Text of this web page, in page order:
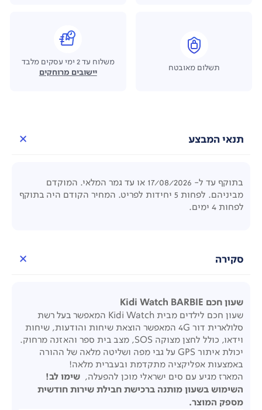
תשלום מאובטח
משלוח עד 2 ימי עסקים מלבד
יישובים מרוחקים
תנאי המבצע
בתוקף עד ל- 17/08/2026 או עד גמר המלאי. המוקדם
מביניהם. לפחות 5 יחידות לפריט. המחיר הקודם היה בתוקף
לפחות 4 ימים.
סקירה
שעון חכם Kidi Watch BARBIE
שעון חכם לילדים מבית Kidi Watch המאפשר בעל רשת
סלולארית דור 4G המאפשר הוצאת שיחות והודעות, שיחות
וידאו, כולל לחצן מצוקה SOS, מצב בית ספר והאזנה מרחוק.
יכולת איתור GPS על גבי מפה ושליטה מלאה של ההורה
באמצעות אפליקציה מתקדמת ובעברית מלאה!
המארז מגיע עם סים ישראלי מוכן להפעלה, שימו לב!
השימוש בשעון מותנה ברכישת חבילת שירות חודשית
מספק המוצר.